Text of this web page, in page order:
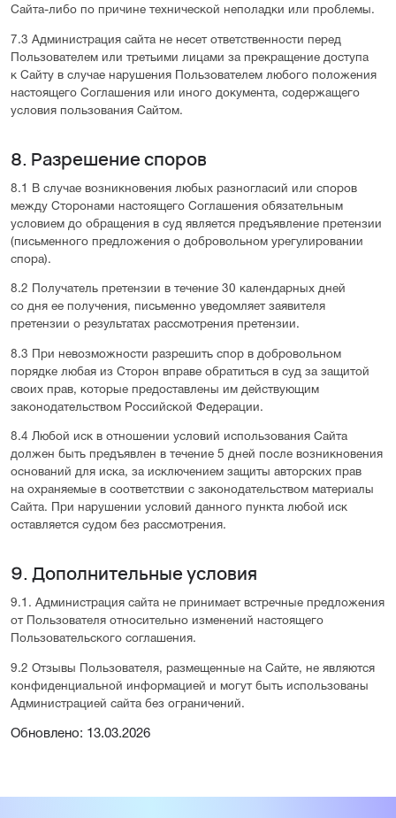
Сайта-либо по причине технической неполадки или проблемы.
7.3 Администрация сайта не несет ответственности перед
Пользователем или третьими лицами за прекращение доступа
к Сайту в случае нарушения Пользователем любого положения
настоящего Соглашения или иного документа, содержащего
условия пользования Сайтом.
8. Разрешение споров
8.1 В случае возникновения любых разногласий или споров
между Сторонами настоящего Соглашения обязательным
условием до обращения в суд является предъявление претензии
(письменного предложения о добровольном урегулировании
спора).
8.2 Получатель претензии в течение 30 календарных дней
со дня ее получения, письменно уведомляет заявителя
претензии о результатах рассмотрения претензии.
8.3 При невозможности разрешить спор в добровольном
порядке любая из Сторон вправе обратиться в суд за защитой
своих прав, которые предоставлены им действующим
законодательством Российской Федерации.
8.4 Любой иск в отношении условий использования Сайта
должен быть предъявлен в течение 5 дней после возникновения
оснований для иска, за исключением защиты авторских прав
на охраняемые в соответствии с законодательством материалы
Сайта. При нарушении условий данного пункта любой иск
оставляется судом без рассмотрения.
9. Дополнительные условия
9.1. Администрация сайта не принимает встречные предложения
от Пользователя относительно изменений настоящего
Пользовательского соглашения.
9.2 Отзывы Пользователя, размещенные на Сайте, не являются
конфиденциальной информацией и могут быть использованы
Администрацией сайта без ограничений.
Обновлено: 13.03.2026